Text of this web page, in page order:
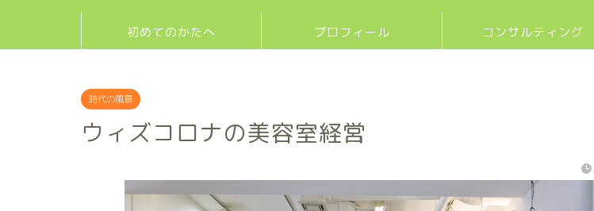
初めてのかたへ プロフィール コンサルティング
時代の風景
ウィズコロナの美容室経営